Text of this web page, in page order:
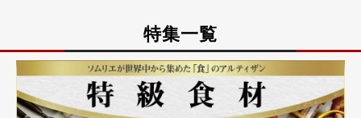
特集一覧